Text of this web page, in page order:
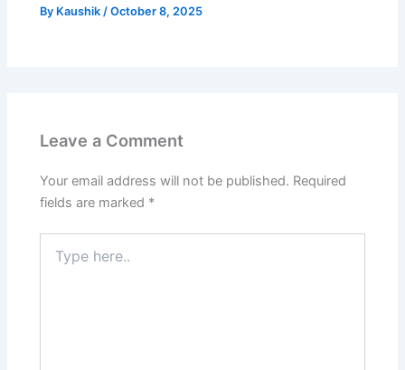
By Kaushik /October 8, 2025
Leave a Comment
Your email address will not be published. Required
fields are marked *
here..